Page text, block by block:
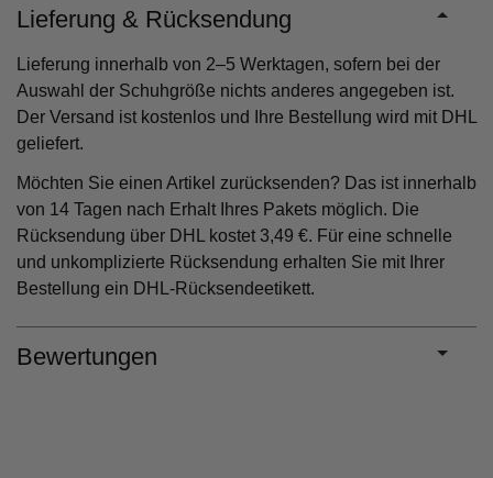
Lieferung & Rücksendung
Lieferung innerhalb von 2–5 Werktagen, sofern bei der
Auswahl der Schuhgröße nichts anderes angegeben ist.
Der Versand ist kostenlos und Ihre Bestellung wird mit DHL
geliefert.
Möchten Sie einen Artikel zurücksenden? Das ist innerhalb
von 14 Tagen nach Erhalt Ihres Pakets möglich. Die
Rücksendung über DHL kostet 3,49 €. Für eine schnelle
und unkomplizierte Rücksendung erhalten Sie mit Ihrer
Bestellung ein DHL-Rücksendeetikett.
Bewertungen